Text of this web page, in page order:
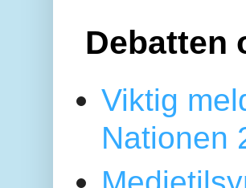
Debatten
Viktig
Nationen